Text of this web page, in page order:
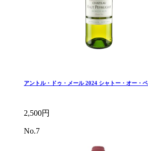
アントル・ドゥ・メール 2024 シャトー・オー・
2,500円
No.7